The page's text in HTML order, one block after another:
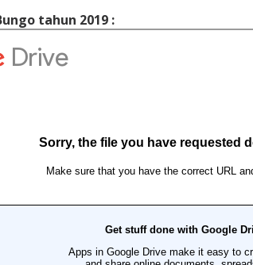
tahun 2019 :